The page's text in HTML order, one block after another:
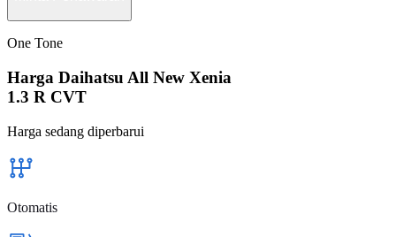
One Tone
Harga Daihatsu All New Xenia
1.3 R CVT
Harga sedang diperbarui
Otomatis